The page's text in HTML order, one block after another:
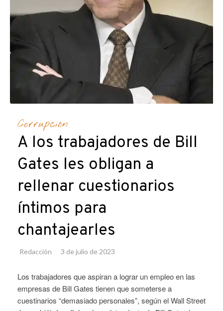
Corrupción
A los trabajadores de Bill
Gates les obligan a
rellenar cuestionarios
íntimos para
chantajearles
Redacción 3 de julio de 2023
Los trabajadores que aspiran a lograr un empleo en las
empresas de Bill Gates tienen que someterse a
cuestinarios “demasiado personales”, según el Wall Street